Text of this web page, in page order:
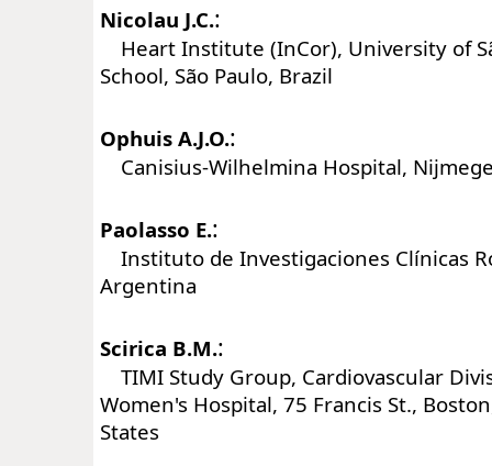
Nicolau J.C.:
Heart Institute (InCor), University of
School, São Paulo, Brazil
Ophuis A.J.O.:
Canisius-Wilhelmina Hospital,
Paolasso E.:
Instituto de Investigaciones Clínicas
Argentina
Scirica B.M.:
TIMI Study Group, Cardiovascular
Women's Hospital, 75 Francis St.,
States